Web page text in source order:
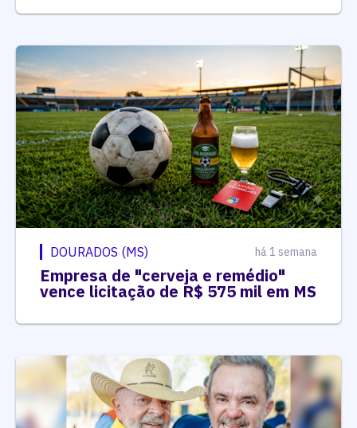
DOURADOS (MS) há 1 semana
Empresa de "cerveja e remédio"
vence licitação de R$ 575 mil em MS